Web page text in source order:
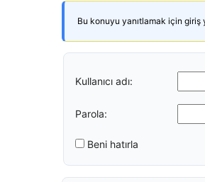
Bu konuyu yanıtlamak için giriş
Kullanıcı adı:
Parola:
Beni hatırla